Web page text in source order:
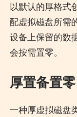
以默认的厚格式
配虚拟磁盘所需
设备上保留的数
会按需置零。
厚置备置零
一种厚虚拟磁盘